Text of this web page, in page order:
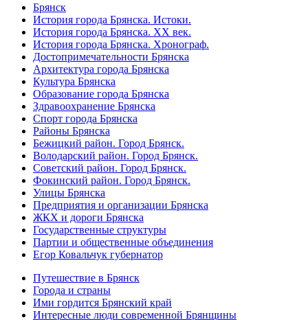
Брянск
История города Брянска. Истоки.
История города Брянска. XX век.
История города Брянска. Хронограф.
Достопримечательности Брянска
Архитектура города Брянска
Культура Брянска
Образование города Брянска
Здравоохранение Брянска
Спорт города Брянска
Районы Брянска
Бежицкий район. Город Брянск.
Володарский район. Город Брянск.
Советский район. Город Брянск.
Фокинский район. Город Брянск.
Улицы Брянска
Предприятия и организации Брянска
ЖКХ и дороги Брянска
Государственные структуры
Партии и общественные объединения
Егор Ковальчук губернатор
Путешествие в Брянск
Города и страны
Ими гордится Брянский край
Интересные люди современной Брянщины